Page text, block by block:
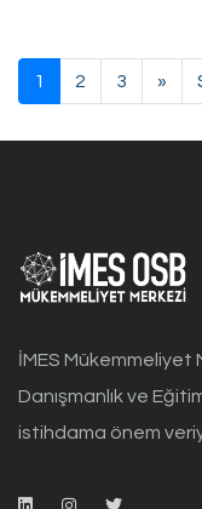
1 2 3 »
İMES
Danışmanlık ve
istihdama önem